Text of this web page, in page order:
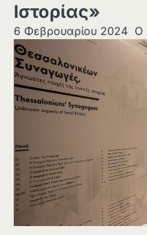
Ιστορίας»
6 Φεβρουαρίου 2024 Ο